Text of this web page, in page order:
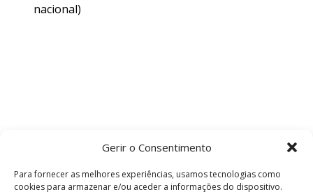
Gerir o Consentimento
Para fornecer as melhores experiências, usamos tecnologias como
cookies para armazenar e/ou aceder a informações do dispositivo.
nacional)